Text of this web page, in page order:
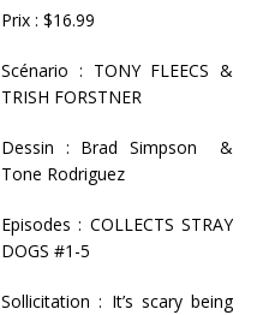
Prix : $16.99
Scénario : TONY FLEECS &
TRISH FORSTNER
Dessin : Brad Simpson &
Tone Rodriguez
Episodes : COLLECTS STRAY
DOGS #1-5
Sollicitation : It’s scary being